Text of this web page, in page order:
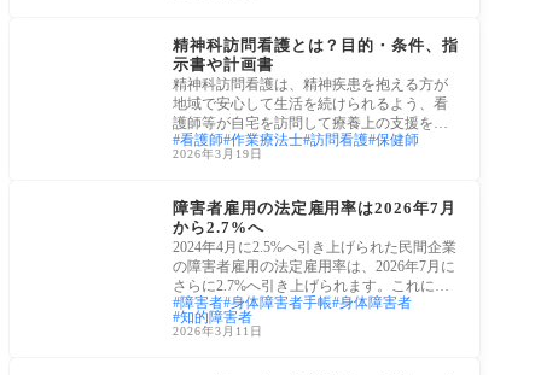
精神科訪問看護とは？目的・条件、指
示書や計画書
精神科訪問看護は、精神疾患を抱える方が
地域で安心して生活を続けられるよう、看
護師等が自宅を訪問して療養上の支援を行
うサー
看護師 作業療法士 訪問看護 保健師
2026年3月19日
障害者雇用の法定雇用率は2026年7月
から2.7%へ
2024年4月に2.5%へ引き上げられた民間企業
の障害者雇用の法定雇用率は、2026年7月に
さらに2.7%へ引き上げられます。これに伴
い、障害者
障害者 身体障害者手帳 身体障害者
知的障害者
2026年3月11日